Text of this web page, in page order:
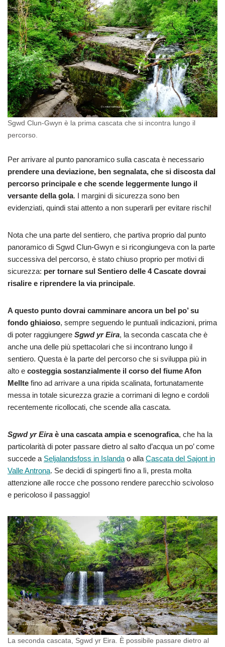
Sgwd Clun-Gwyn è la prima cascata che si incontra lungo il
percorso.
Per arrivare al punto panoramico sulla cascata è necessario
prendere una deviazione, ben segnalata, che si discosta dal
percorso principale e che scende leggermente lungo il
versante della gola. I margini di sicurezza sono ben
evidenziati, quindi stai attento a non superarli per evitare rischi!
Nota che una parte del sentiero, che partiva proprio dal punto
panoramico di Sgwd Clun-Gwyn e si ricongiungeva con la parte
successiva del percorso, è stato chiuso proprio per motivi di
sicurezza: per tornare sul Sentiero delle 4 Cascate dovrai
risalire e riprendere la via principale.
A questo punto dovrai camminare ancora un bel po’ su
fondo ghiaioso, sempre seguendo le puntuali indicazioni, prima
di poter raggiungere Sgwd yr Eira, la seconda cascata che è
anche una delle più spettacolari che si incontrano lungo il
sentiero. Questa è la parte del percorso che si sviluppa più in
alto e costeggia sostanzialmente il corso del fiume Afon
Mellte fino ad arrivare a una ripida scalinata, fortunatamente
messa in totale sicurezza grazie a corrimani di legno e cordoli
recentemente ricollocati, che scende alla cascata.
Sgwd yr Eira è una cascata ampia e scenografica, che ha la
particolarità di poter passare dietro al salto d’acqua un po’ come
succede a Seljalandsfoss in Islanda o alla Cascata del Sajont in
Valle Antrona. Se decidi di spingerti fino a lì, presta molta
attenzione alle rocce che possono rendere parecchio scivoloso
e pericoloso il passaggio!
La seconda cascata, Sgwd yr Eira. È possibile passare dietro al